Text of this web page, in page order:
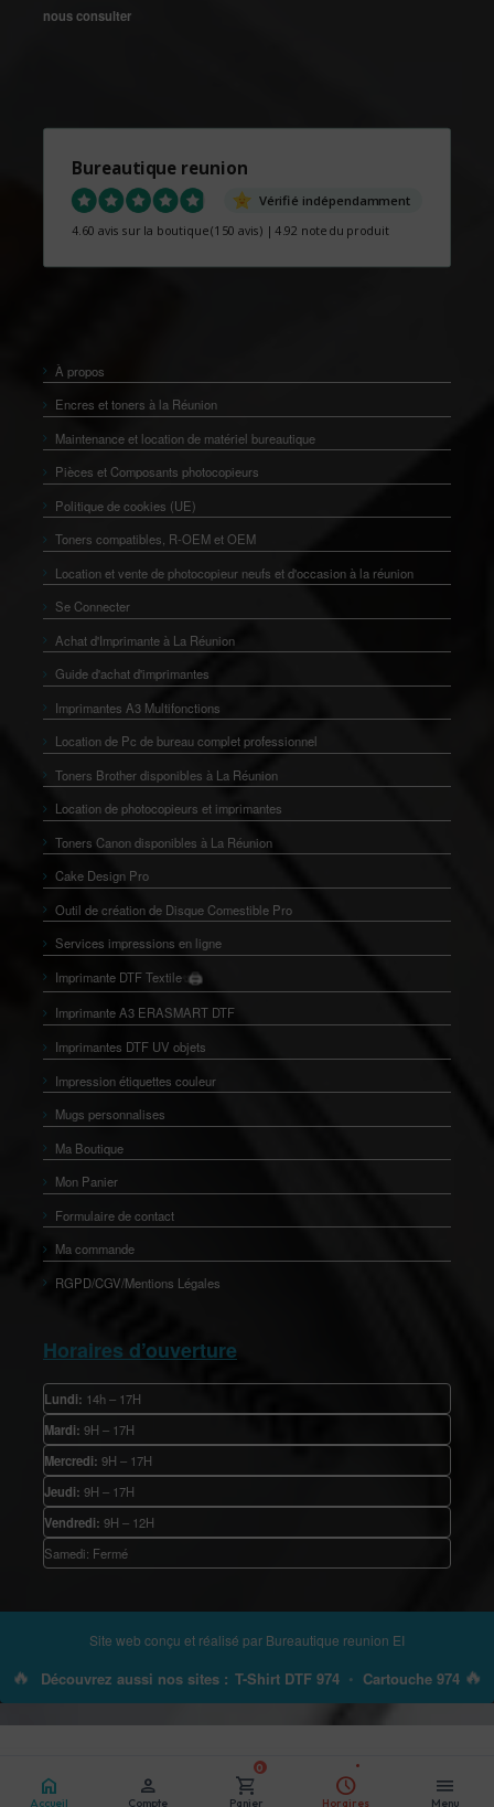
nous consulter
Bureautique reunion
Vérifié indépendamment
4.60 avis sur la boutique(150 avis) |4.92 note du produit
À propos
Encres et toners à la Réunion
Maintenance et location de matériel bureautique
Pièces et Composants photocopieurs
Politique de cookies (UE)
Toners compatibles, R-OEM et OEM
Location et vente de photocopieur neufs et d'occasion à la réunion
Se Connecter
Achat d'Imprimante à La Réunion
Guide d'achat d'imprimantes
Imprimantes A3 Multifonctions
Location de Pc de bureau complet professionnel
Toners Brother disponibles à La Réunion
Location de photocopieurs et imprimantes
Toners Canon disponibles à La Réunion
Cake Design Pro
Outil de création de Disque Comestible Pro
Services impressions en ligne
Imprimante DTF Textile 🖨️
👕
Imprimante A3 ERASMART DTF
Imprimantes DTF UV objets
Impression étiquettes couleur
Mugs personnalises
Ma Boutique
Mon Panier
Formulaire de contact
Ma commande
RGPD/CGV/Mentions Légales
Horaires d’ouverture
Lundi: 14h – 17H
Mardi: 9H – 17H
Mercredi: 9H – 17H
Jeudi: 9H – 17H
Vendredi: 9H – 12H
Samedi: Fermé
Site web conçu et réalisé par Bureautique reunion EI
🔥 Découvrez aussi nos sites : T-Shirt DTF 974 • Cartouche 974 🔥
home
Accueil
person
Compte
shopping_cart
0
Panier
schedule
Horaires
menu
Menu